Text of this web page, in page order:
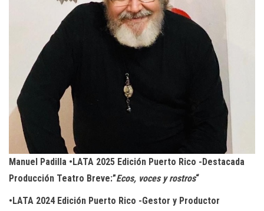
Manuel Padilla •LATA 2025 Edición Puerto Rico -Destacada
Producción Teatro Breve:”Ecos, voces y rostros“
•LATA 2024 Edición Puerto Rico -Gestor y Productor